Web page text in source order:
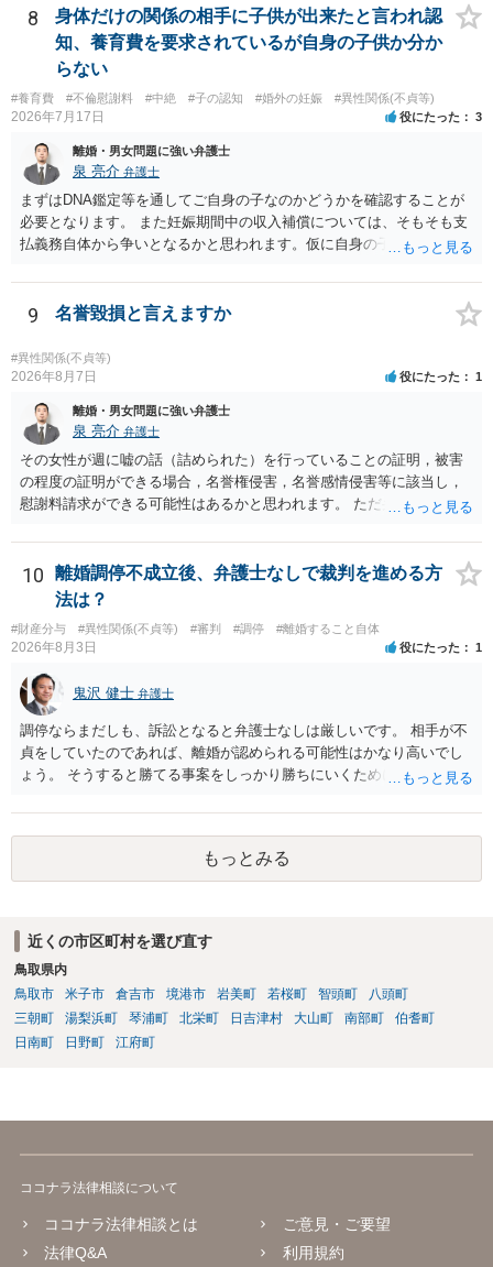
り変わらないように思います。減額で折り合えるなら本人様の交渉で
もよいように思いますが，ゼロかどうかの観点であれば，訴訟に進む
しかなくなるようにも思います。そうしますと，お近くの弁護士に相
談して進めることを検討した方がよいようにも思います。
すめします。
8
身体だけの関係の相手に子供が出来たと言われ認
知、養育費を要求されているが自身の子供か分か
らない
#養育費 #不倫慰謝料 #中絶 #子の認知 #婚外の妊娠 #異性関係(不貞等)
2026年7月17日 役にたった 3
離婚・男女問題に強い弁護士
泉 亮介 弁護士
まずはDNA鑑定等を通してご自身の子なのかどうかを確認することが
必要となります。 また妊娠期間中の収入補償については、そもそも支
払義務自体から争いとなるかと思われます。仮に自身の子であったと
相手に弁護士がついているということであれば、依頼をするかしない
かは別として一度ご自身も個別に弁護士に相談をされたほうが良いで
9 名誉毀損と言えますか
#異性関係(不貞等)
2026年8月7日 役にたった 1
離婚・男女問題に強い弁護士
泉 亮介 弁護士
その女性が週に嘘の話（詰められた）を行っていることの証明，被害
の程度の証明ができる場合，名誉権侵害，名誉感情侵害等に該当し，
慰謝料請求ができる可能性はあるかと思われます。 ただ弁護士費用を
た方が良いでしょう。
10
離婚調停不成立後、弁護士なしで裁判を進める方
法は？
#財産分与 #異性関係(不貞等) #審判 #調停 #離婚すること自体
2026年8月3日 役にたった 1
鬼沢 健士 弁護士
調停ならまだしも、訴訟となると弁護士なしは厳しいです。 相手が不
貞をしていたのであれば、離婚が認められる可能性はかなり高いでし
ょう。 そうすると勝てる事案をしっかり勝ちにいくためにも弁護士委
もっとみる
近くの市区町村を選び直す
鳥取県内
鳥取市
米子市 倉吉市 境港市 岩美町 若桜町 智頭町
八頭町
三朝町
湯梨浜町 琴浦町 北栄町 日吉津村 大山町 南部町
伯耆町
日南町
日野町 江府町
ココナラ法律相談について
ココナラ法律相談とは
法律Q&A
ご意見・ご要望
利用規約